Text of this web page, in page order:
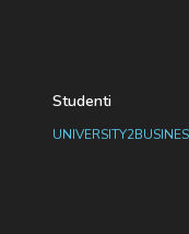
Studenti